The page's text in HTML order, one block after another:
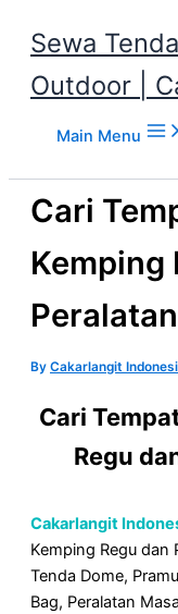
Sewa
Outdoor |
Main Menu
Cari
Kemping
By Cakarlangit
Cari
Regu
Cakarlangit
Kemping Regu dan
Tenda Dome,
Bag, Peralatan